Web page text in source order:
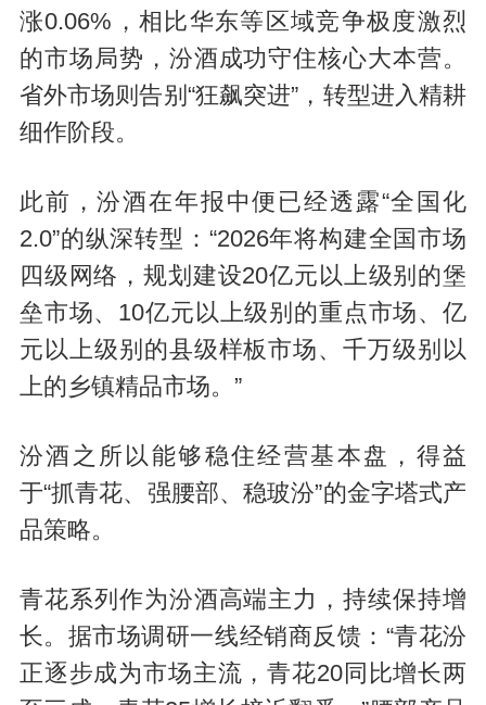
涨0.06%，相比华东等区域竞争极度激烈
的市场局势，汾酒成功守住核心大本营。
省外市场则告别“狂飙突进”，转型进入精耕
细作阶段。
此前，汾酒在年报中便已经透露“全国化
2.0”的纵深转型：“2026年将构建全国市场
四级网络，规划建设20亿元以上级别的堡
垒市场、10亿元以上级别的重点市场、亿
元以上级别的县级样板市场、千万级别以
上的乡镇精品市场。”
汾酒之所以能够稳住经营基本盘，得益
于“抓青花、强腰部、稳玻汾”的金字塔式产
品策略。
青花系列作为汾酒高端主力，持续保持增
长。据市场调研一线经销商反馈：“青花汾
正逐步成为市场主流，青花20同比增长两